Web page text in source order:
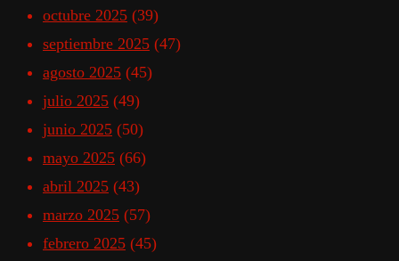
octubre 2025 (39)
septiembre 2025 (47)
agosto 2025 (45)
julio 2025 (49)
junio 2025 (50)
mayo 2025 (66)
abril 2025 (43)
marzo 2025 (57)
febrero 2025 (45)